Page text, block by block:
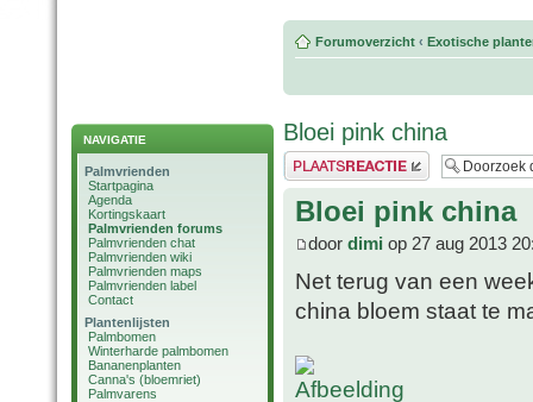
NAVIGATIE
Palmvrienden
Startpagina
Agenda
Kortingskaart
Palmvrienden forums
Palmvrienden chat
Palmvrienden wiki
Palmvrienden maps
Palmvrienden label
Contact
Plantenlijsten
Palmbomen
Winterharde palmbomen
Bananenplanten
Canna's (bloemriet)
Palmvarens
Forumoverzicht ‹ Exotische
Bloei pink china
Plaats een reactie
Bloei pink china
door dimi op 27 aug 2013
Net terug van een
china bloem staat te